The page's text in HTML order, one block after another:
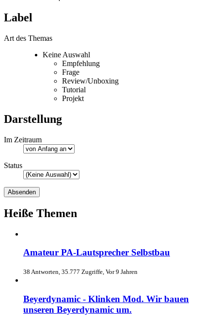
Label
Art des Themas
Keine Auswahl
Empfehlung
Frage
Review/Unboxing
Tutorial
Projekt
Darstellung
Im Zeitraum
Status
Heiße Themen
Amateur PA-Lautsprecher Selbstbau
38 Antworten, 35.777 Zugriffe, Vor 9 Jahren
Beyerdynamic - Klinken Mod. Wir bauen
unseren Beyerdynamic um.